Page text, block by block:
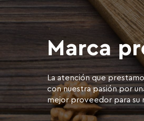
Marca
La atención que
con nuestra pasión por
mejor proveedor para su